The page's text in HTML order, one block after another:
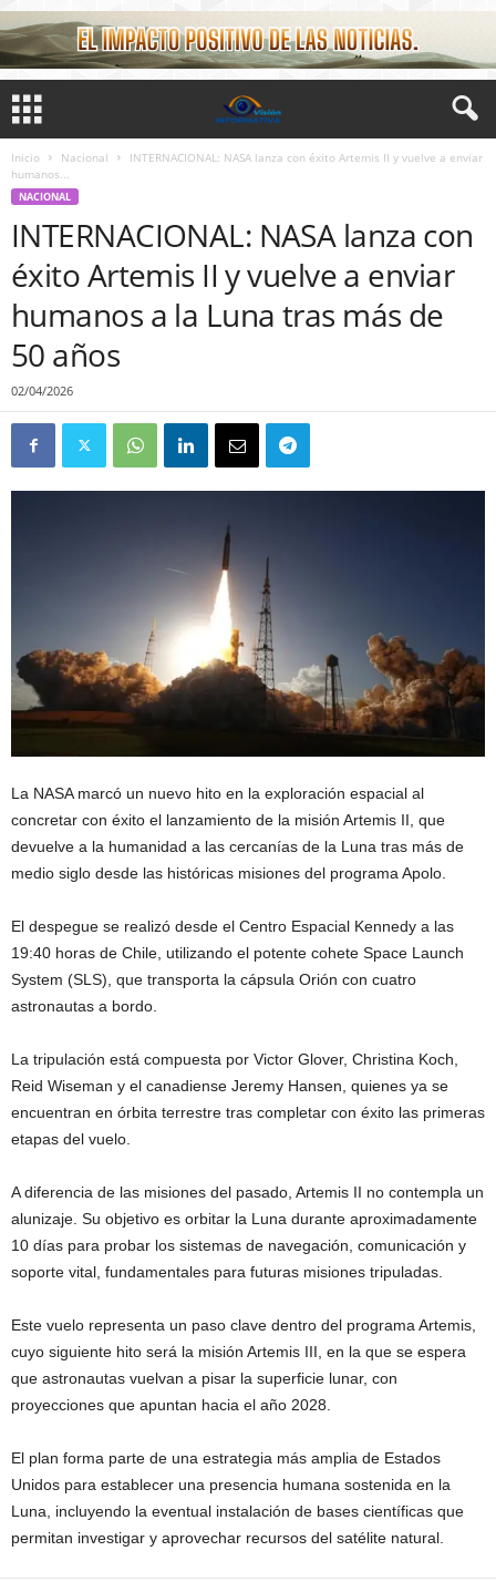
Inicio Nacional
INTERNACIONAL: NASA lanza con éxito Artemis II y vuelve a enviar
humanos...
NACIONAL
INTERNACIONAL: NASA lanza con
éxito Artemis II y vuelve a enviar
humanos a la Luna tras más de
50 años
02/04/2026
La NASAmarcó un nuevo hito en la exploración espacial al
concretar con éxito el lanzamiento de la misión Artemis II , que
devuelve a la humanidad a las cercanías de la Luna tras más de
medio siglo desde las históricas misiones del programa Apolo
El despegue se realizó desde el Centro Espacial Kennedy a las
19:40 horas de Chile, utilizando el potente cohete Space Launch
System (SLS) , que transporta la cápsula Orión con cuatro
astronautas a bordo.
La tripulación está compuesta por Victor Glover, Christina Koch
Reid Wiseman y el canadiense Jeremy Hansen , quienes ya se
encuentran en órbita terrestre tras completar con éxito las primeras
etapas del vuelo.
A diferencia de las misiones del pasado, Artemis II no contempla un
alunizaje. Su objetivo es orbitar la Luna durante aproximadamente
10 días para probar los sistemas de navegación, comunicación y
soporte vital, fundamentales para futuras misiones tripuladas.
Este vuelo representa un paso clave dentro del programa Artemis,
cuyo siguiente hito será la misión Artemis III , en la que se espera
que astronautas vuelvan a pisar la superficie lunar, con
proyecciones que apuntan hacia el año 2028.
El plan forma parte de una estrategia más amplia de Estados
Unidos para establecer una presencia humana sostenida en la
Luna, incluyendo la eventual instalación de bases científicas que
permitan investigar y aprovechar recursos del satélite natural.